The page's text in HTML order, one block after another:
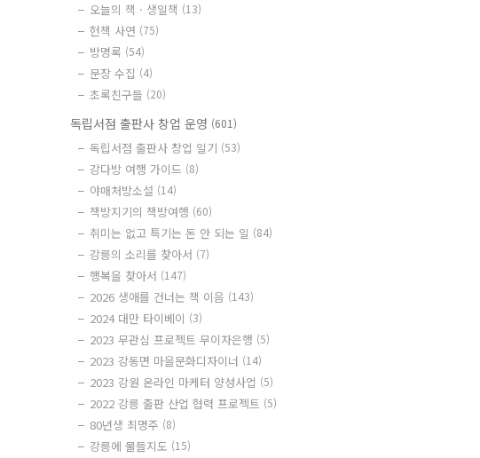
오늘의 책 · 생일책 (13)
헌책 사연 (75)
방명록 (54)
문장 수집 (4)
초록친구들 (20)
독립서점 출판사 창업 운영 (601)
독립서점 출판사 창업 일기 (53)
강다방 여행 가이드 (8)
야매처방소설 (14)
책방지기의 책방여행 (60)
취미는 없고 특기는 돈 안 되는 일 (84)
강릉의 소리를 찾아서 (7)
행복을 찾아서 (147)
2026 생애를 건너는 책 이음 (143)
2024 대만 타이베이 (3)
2023 무관심 프로젝트 무이자은행 (5)
2023 강동면 마을문화디자이너 (14)
2023 강원 온라인 마케터 양성사업 (5)
2022 강릉 출판 산업 협력 프로젝트 (5)
80년생 최명주 (8)
강릉에 물들지도 (15)